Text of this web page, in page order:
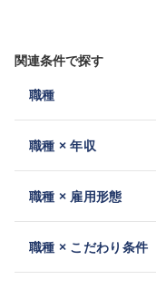
関連条件で探す
職種
職種 × 年収
職種 × 雇用形態
職種 × こだわり条件